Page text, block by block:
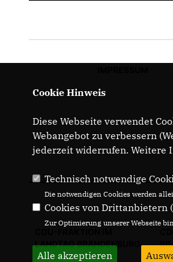
LANDTAG BRANDENBURG
Cookie Hinweis
Diese Webseite verwendet
Webangebot zu verbessern
jederzeit widerrufen. Weitere
Technisch notwendige
Die notwendigen Cookies werden
Cookies von Drittanbietern (
Zur Optimierung unserer Webseite
Alle akzeptieren